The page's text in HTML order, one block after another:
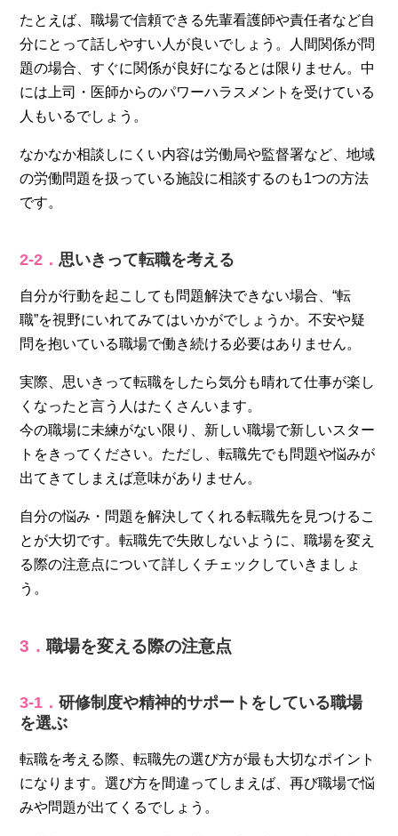
たとえば、職場で信頼できる先輩看護師や責任者など自
分にとって話しやすい人が良いでしょう。人間関係が問
題の場合、すぐに関係が良好になるとは限りません。中
には上司・医師からのパワーハラスメントを受けている
人もいるでしょう。
なかなか相談しにくい内容は労働局や監督署など、地域
の労働問題を扱っている施設に相談するのも1つの方法
です。
2‐2．思いきって転職を考える
自分が行動を起こしても問題解決できない場合、“転
職”を視野にいれてみてはいかがでしょうか。不安や疑
問を抱いている職場で働き続ける必要はありません。
実際、思いきって転職をしたら気分も晴れて仕事が楽し
くなったと言う人はたくさんいます。
今の職場に未練がない限り、新しい職場で新しいスター
トをきってください。ただし、転職先でも問題や悩みが
出てきてしまえば意味がありません。
自分の悩み・問題を解決してくれる転職先を見つけるこ
とが大切です。転職先で失敗しないように、職場を変え
る際の注意点について詳しくチェックしていきましょ
う。
3．職場を変える際の注意点
3‐1．研修制度や精神的サポートをしている職場
を選ぶ
転職を考える際、転職先の選び方が最も大切なポイント
になります。選び方を間違ってしまえば、再び職場で悩
みや問題が出てくるでしょう。